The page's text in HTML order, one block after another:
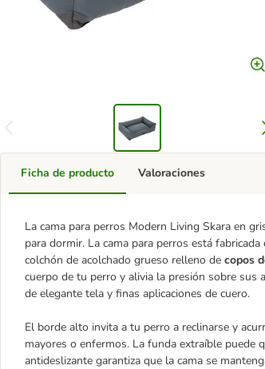
Ficha de producto
La cama para perros Modern Living Skara en
para dormir. La cama para perros está fabricada
colchón de acolchado grueso relleno de copos
cuerpo de tu perro y alivia la presión sobre sus
de elegante tela y finas aplicaciones de cuero.
El borde alto invita a tu perro a reclinarse y
mayores o enfermos. La funda extraíble puede
antideslizante garantiza que la cama se
Valoraciones